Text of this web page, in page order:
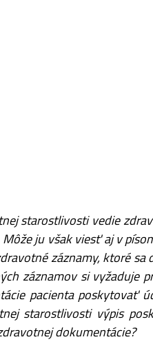
starostlivosti vedie
ju však viesť aj v
záznamy, ktoré
záznamov si vyžaduje
pacienta poskytovať
starostlivosti výpis
dokumentácie?